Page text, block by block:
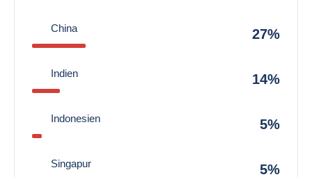
China 27%
Indien 14%
Indonesien 5%
Singapur 5%